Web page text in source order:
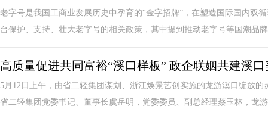
老字号是我国工商业发展历史中孕育的“金字招牌”，在塑造国际国内双
台保护、支持、壮大老字号的相关政策，其中提到推动老字号等国潮品
高质量促进共同富裕“溪口样板” 政企联姻共建溪
5月12日上午，由省二轻集团谋划、浙江焕景艺创实施的龙游溪口绽放
省二轻集团党委书记、董事长虞岳明，党委委员、副总经理蔡玉林，龙